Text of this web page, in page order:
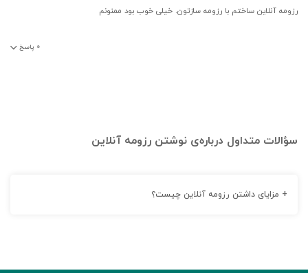
رزومه آنلاین ساختم با رزومه سازتون. خیلی خوب بود ممنونم
۰ پاسخ
سؤالات متداول درباره‌ی نوشتن رزومه آنلاین
+ مزایای داشتن رزومه آنلاین چیست؟